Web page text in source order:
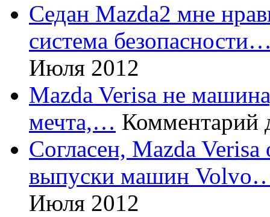
Седан Mazda2 мне
система
Июля 2012
Mazda Verisa не
мечта,… Комментарий
Согласен, Mazda
выпуски машин
Июля 2012